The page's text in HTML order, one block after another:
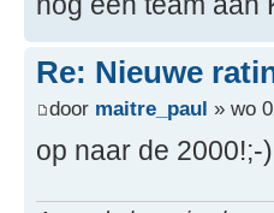
Re: Nieuwe
door maitre_paul » wo
op naar de 2000!;-)